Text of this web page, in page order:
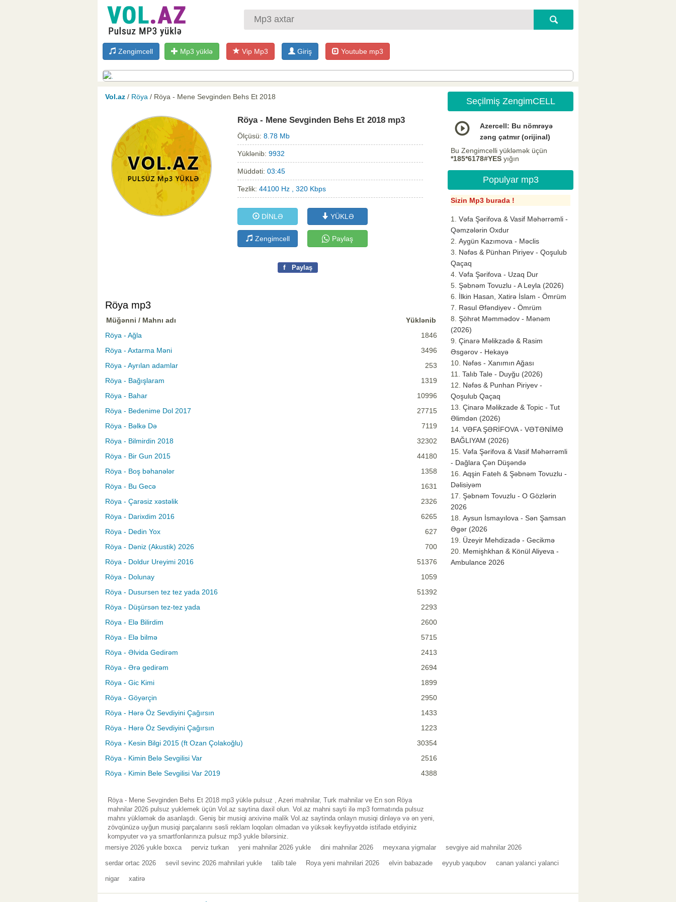
Zengimcell Mp3 yüklə Vip Mp3 Giriş Youtube mp3
Vol.az / Röya / Röya - Mene Sevginden Behs Et 2018
Röya - Mene Sevginden Behs Et 2018 mp3
Ölçüsü: 8.78 Mb
Yüklənib: 9932
Müddəti: 03:45
Tezlik: 44100 Hz , 320 Kbps
DİNLƏ YÜKLƏ
Zengimcell Paylaş
f Paylaş
Röya mp3
Müğənni / Mahnı adı
Yüklənib
Röya - Ağla
1846
Röya - Axtarma Məni
3496
Röya - Ayrılan adamlar
253
Röya - Bağışlaram
1319
Röya - Bahar
10996
Röya - Bedenime Dol 2017
27715
Röya - Bəlkə Də
7119
Röya - Bilmirdin 2018
32302
Röya - Bir Gun 2015
44180
Röya - Boş bəhanələr
1358
Röya - Bu Gecə
1631
Röya - Çarəsiz xəstəlik
2326
Röya - Darixdim 2016
6265
Röya - Dedin Yox
627
Röya - Dəniz (Akustik) 2026
700
Röya - Doldur Ureyimi 2016
51376
Röya - Dolunay
1059
Röya - Dusursen tez tez yada 2016
51392
Röya - Düşürsən tez-tez yada
2293
Röya - Elə Bilirdim
2600
Röya - Elə bilmə
5715
Röya - Əlvida Gedirəm
2413
Röya - Ərə gedirəm
2694
Röya - Gic Kimi
1899
Röya - Göyərçin
2950
Röya - Hərə Öz Sevdiyini Çağırsın
1433
Röya - Hərə Öz Sevdiyini Çağırsın
1223
Röya - Kesin Bilgi 2015 (ft Ozan Çolakoğlu)
30354
Röya - Kimin Belə Sevgilisi Var
2516
Röya - Kimin Bele Sevgilisi Var 2019
4388
Röya - Mene Sevginden Behs Et 2018 mp3 yüklə pulsuz , Azeri mahnilar, Turk mahnilar ve En son Röya
mahnilar 2026 pulsuz yuklemek üçün Vol.az saytina daxil olun. Vol.az mahni sayti ilə mp3 formatında pulsuz
mahnı yükləmək də asanlaşdı. Geniş bir musiqi arxivinə malik Vol.az saytinda onlayn musiqi dinləyə və ən yeni,
zövqünüzə uyğun musiqi parçalarını səsli reklam loqoları olmadan və yüksək keyfiyyətdə istifadə etdiyiniz
kompyuter və ya smartfonlarınıza pulsuz mp3 yukle bilərsiniz.
Seçilmiş ZengimCELL
Azercell: Bu nömrəyə
zəng çatmır (orijinal)
Bu Zengimcelli yükləmək üçün
*185*6178#YES yığın
Populyar mp3
Sizin Mp3 burada !
Vəfa Şərifova & Vasif Məhərrəmli -
Qəmzələrin Oxdur
Aygün Kazımova - Məclis
Nəfəs & Pünhan Piriyev - Qoşulub
Qaçaq
Vəfa Şərifova - Uzaq Dur
Şəbnəm Tovuzlu - A Leyla (2026)
İlkin Hasan, Xatirə İslam - Ömrüm
Rəsul Əfəndiyev - Ömrüm
Şöhrət Məmmədov - Mənəm
(2026)
Çinarə Məlikzadə & Rasim
Əsgərov - Hekayə
Nəfəs - Xanımın Ağası
Talıb Tale - Duyğu (2026)
Nəfəs & Punhan Piriyev -
Qoşulub Qaçaq
Çinarə Məlikzade & Topic - Tut
Əlimdən (2026)
VƏFA ŞƏRİFOVA - VƏTƏNİMƏ
BAĞLIYAM (2026)
Vəfa Şərifova & Vasif Məhərrəmli
- Dağlara Çən Düşəndə
Aqşin Fateh & Şəbnəm Tovuzlu -
Dəlisiyəm
Şəbnəm Tovuzlu - O Gözlərin
2026
Aysun İsmayılova - Sən Şamsan
Əgər (2026
Üzeyir Mehdizadə - Gecikmə
Memişhkhan & Könül Aliyeva -
Ambulance 2026
mersiye 2026 yukle boxca perviz turkan yeni mahnilar 2026 yukle dini mahnilar 2026 meyxana yigmalar sevgiye aid mahnilar 2026
serdar ortac 2026 sevil sevinc 2026 mahnilari yukle talib tale Roya yeni mahnilari 2026 elvin babazade eyyub yaqubov canan yalanci yalanci
nigar xatirə